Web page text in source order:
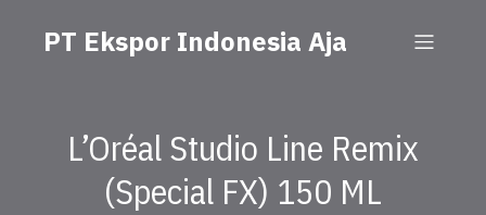
PT Ekspor Indonesia Aja
L’Oréal Studio Line Remix
(Special FX) 150 ML